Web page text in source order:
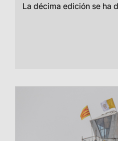
La décima edición se ha